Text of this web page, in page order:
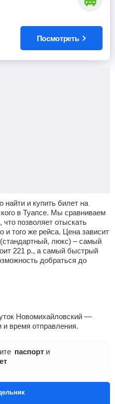
Посмотреть
найти и купить билет на
в Туапсе. Мы сравниваем
позволяет отыскать
и того же рейса. Цена зависит
люкс) – самый
221 р., а самый быстрый
добраться до
Новомихайловский —
время отправления.
паспорт и